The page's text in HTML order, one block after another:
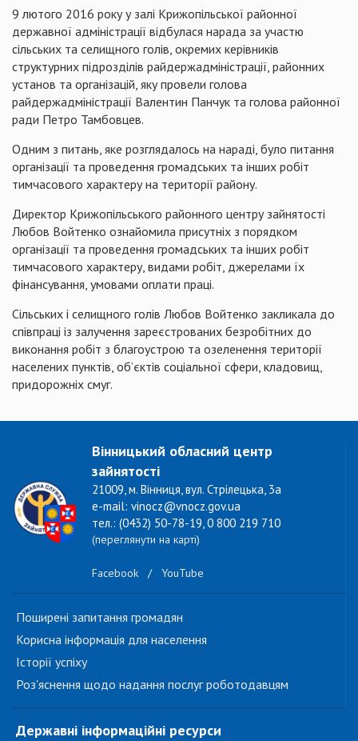
9 лютого 2016 року у залі Крижопільської районної
державної адміністрації відбулася нарада за участю
сільських та селищного голів, окремих керівників
структурних підрозділів райдержадміністрації, районних
установ та організацій, яку провели голова
райдержадміністрації Валентин Панчук та голова районної
ради Петро Тамбовцев.
Одним з питань, яке розглядалось на нараді, було питання
організації та проведення громадських та інших робіт
тимчасового характеру на території району.
Директор Крижопільського районного центру зайнятості
Любов Войтенко ознайомила присутніх з порядком
організації та проведення громадських та інших робіт
тимчасового характеру, видами робіт, джерелами їх
фінансування, умовами оплати праці.
Сільських і селищного голів Любов Войтенко закликала до
співпраці із залучення зареєстрованих безробітних до
виконання робіт з благоустрою та озеленення території
населених пунктів, об’єктів соціальної сфери, кладовищ,
придорожніх смуг.
Вінницький обласний центр
зайнятості
21009, м. Вінниця, вул. Стрілецька, 3а
e-mail: vinocz@vnocz.gov.ua
тел.: (0432) 50-78-19, 0 800 219 710
(переглянути на карті)
Facebook / YouTube
Поширені запитання громадян
Корисна інформація для населення
Історії успіху
Роз'яснення щодо надання послуг роботодавцям
Державні інформаційні ресурси